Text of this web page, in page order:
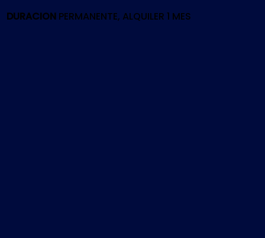
PS5
DURACION PERMANENTE, ALQUILER 1 MES